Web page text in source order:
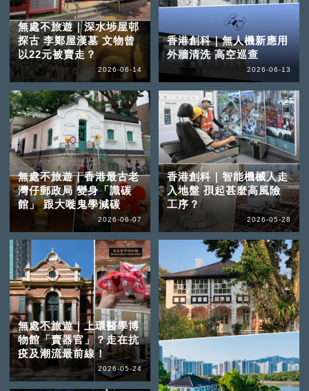
無處不旅遊｜深水埗屋邨
探古 李鄭屋漢墓 文物曾
以22元被賣走？
2026-06-14
香港創科｜無人機新應用
外牆清洗 高空巡查
2026-06-13
無處不旅遊｜香港最古老
灣仔郵政局 變身「識碳
館」 跟大嘥鬼學減碳
2026-06-07
香港創科｜智能機械人走
入地盤 孭起甚麼高風險
工序？
2026-05-28
無處不旅遊｜上環醫學博
物館「賣器官」？走在抗
疫及潮流最前線！
2026-05-24